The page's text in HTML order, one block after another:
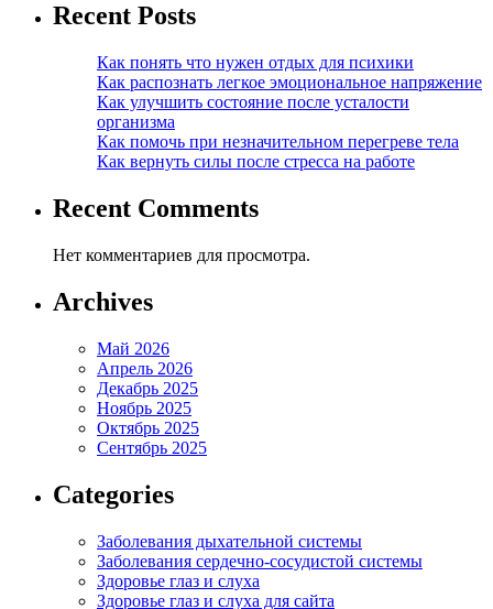
Recent Posts
Как понять что нужен отдых для психики
Как распознать легкое эмоциональное напряжение
Как улучшить состояние после усталости
организма
Как помочь при незначительном перегреве тела
Как вернуть силы после стресса на работе
Recent Comments
Нет комментариев для просмотра.
Archives
Май 2026
Апрель 2026
Декабрь 2025
Ноябрь 2025
Октябрь 2025
Сентябрь 2025
Categories
Заболевания дыхательной системы
Заболевания сердечно-сосудистой системы
Здоровье глаз и слуха
Здоровье глаз и слуха для сайта